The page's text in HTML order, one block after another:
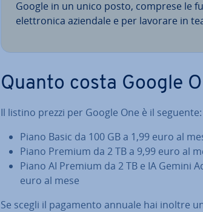
Google in un unico posto, comprese le
elet­tro­ni­ca aziendale e per lavorare in
Quanto costa Google
Il listino prezzi per Google One è il seguente:
Piano Basic da 100 GB a 1,99 euro al
Piano Premium da 2 TB a 9,99 euro al
Piano AI Premium da 2 TB e IA Gemini
euro al mese
Se scegli il pagamento annuale hai inoltre